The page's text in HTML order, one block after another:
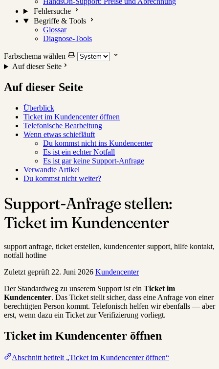
Fehlersuche
Begriffe & Tools
Glossar
Diagnose-Tools
Farbschema wählen
Auf dieser Seite
Auf dieser Seite
Überblick
Ticket im Kundencenter öffnen
Telefonische Bearbeitung
Wenn etwas schiefläuft
Du kommst nicht ins Kundencenter
Es ist ein echter Notfall
Es ist gar keine Support-Anfrage
Verwandte Artikel
Du kommst nicht weiter?
Support-Anfrage stellen:
Ticket im Kundencenter
support anfrage, ticket erstellen, kundencenter support, hilfe kontakt,
notfall hotline
Zuletzt geprüft 22. Juni 2026 Kundencenter
Der Standardweg zu unserem Support ist ein Ticket im
Kundencenter. Das Ticket stellt sicher, dass eine Anfrage von einer
berechtigten Person kommt. Telefonisch helfen wir ebenfalls — aber
erst, wenn dazu ein Ticket zur Verifizierung vorliegt.
Ticket im Kundencenter öffnen
Abschnitt betitelt „Ticket im Kundencenter öffnen“